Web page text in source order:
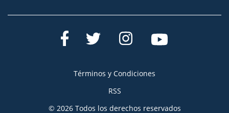
Términos y Condiciones
RSS
© 2026 Todos los derechos reservados